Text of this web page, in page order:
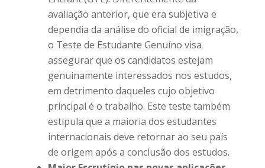
avaliação anterior, que era subjetiva e
dependia da análise do oficial de imigração,
o Teste de Estudante Genuíno visa
assegurar que os candidatos estejam
genuinamente interessados nos estudos,
em detrimento daqueles cujo objetivo
principal é o trabalho. Este teste também
estipula que a maioria dos estudantes
internacionais deve retornar ao seu país
de origem após a conclusão dos estudos.